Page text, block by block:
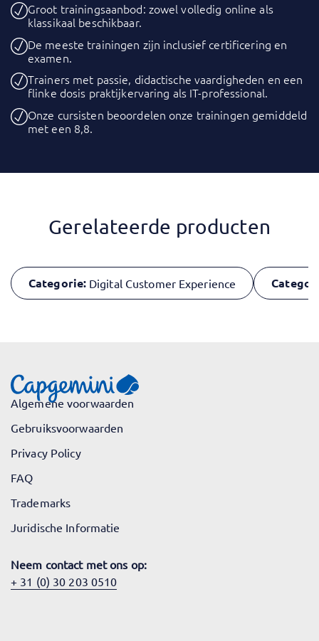
Groot trainingsaanbod: zowel volledig online als
klassikaal beschikbaar.
De meeste trainingen zijn inclusief certificering en
examen.
Trainers met passie, didactische vaardigheden en een
flinke dosis praktijkervaring als IT-professional.
Onze cursisten beoordelen onze trainingen gemiddeld
met een 8,8.
Gerelateerde producten
Categorie: Digital Customer Experience
Algemene voorwaarden
Gebruiksvoorwaarden
Privacy Policy
FAQ
Trademarks
Juridische Informatie
Neem contact met ons op:
+ 31 (0) 30 203 0510